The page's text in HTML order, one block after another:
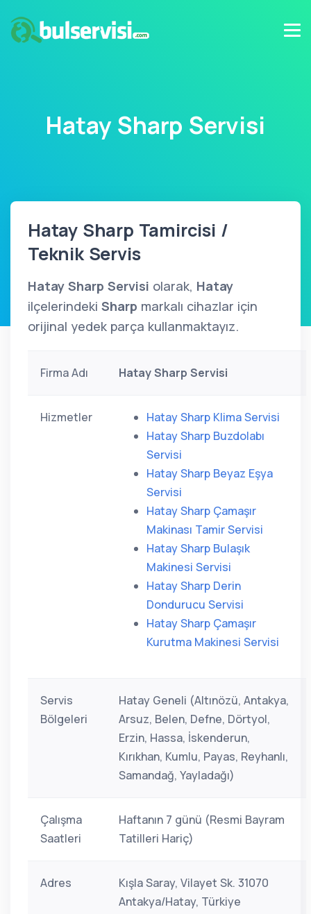
Hatay Sharp Servisi
Hatay Sharp Tamircisi /
Teknik Servis
Hatay Sharp Servisi olarak, Hatay
ilçelerindeki Sharp markalı cihazlar için
orijinal yedek parça kullanmaktayız.
Firma Adı Hatay Sharp Servisi
Hizmetler
Hatay Sharp Klima Servisi
Hatay Sharp Buzdolabı
Servisi
Hatay Sharp Beyaz Eşya
Servisi
Hatay Sharp Çamaşır
Makinası Tamir Servisi
Hatay Sharp Bulaşık
Makinesi Servisi
Hatay Sharp Derin
Dondurucu Servisi
Hatay Sharp Çamaşır
Kurutma Makinesi Servisi
Servis
Bölgeleri
Hatay Geneli (Altınözü, Antakya,
Arsuz, Belen, Defne, Dörtyol,
Erzin, Hassa, İskenderun,
Kırıkhan, Kumlu, Payas, Reyhanlı,
Samandağ, Yayladağı)
Çalışma
Saatleri
Haftanın 7 günü (Resmi Bayram
Tatilleri Hariç)
Adres
Kışla Saray, Vilayet Sk. 31070
Antakya/Hatay, Türkiye